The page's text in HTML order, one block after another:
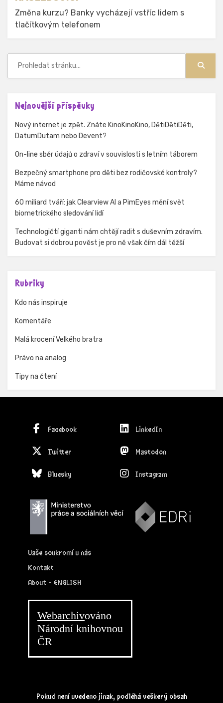
Změna kurzu? Banky vycházejí vstříc lidem s
tlačítkovým telefonem
Nejnovější příspěvky
Nový internet je zpět. Znáte KinoKinoKino, DětiDětiDěti,
DatumDutam nebo Devent?
On-line sběr údajů o zdraví v souvislosti s letním táborem
Bezpečný smartphone pro děti bez rodičovské kontroly?
Máme návod
60 miliard tváří: jak Clearview AI a PimEyes mění svět
biometrického sledování lidí
Technologičtí giganti nám chtějí radit s duševním zdravím.
Budovat si dobrou pověst je pro ně však čím dál těžší
Rubriky
Kdo nás inspiruje
Komentáře
Malá krocení Velkého bratra
Právo na analog
Tipy na čtení
Facebook LinkedIn
Twitter Mastodon
Bluesky Instagram
Vaše soukromí u nás
Kontakt
About - ENGLISH
Webarchivováno
Národní knihovnou
ČR
Pokud není uvedeno jinak, podléhá veškerý obsah